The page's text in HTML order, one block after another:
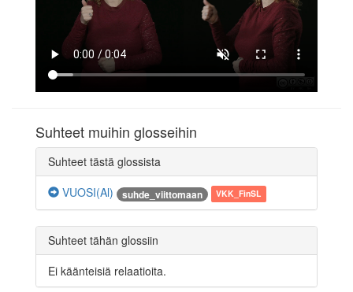
Suhteet muihin glosseihin
Suhteet tästä glossista
VUOSI(Al)
suhde_viittomaan VKK_FinSL
Suhteet tähän glossiin
Ei käänteisiä relaatioita.